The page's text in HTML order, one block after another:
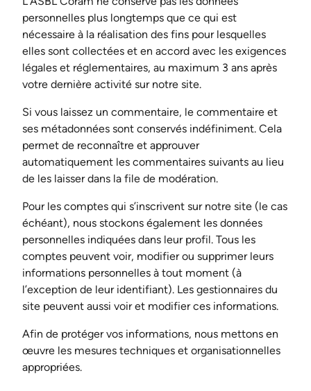
personnelles plus longtemps que ce qui est
nécessaire à la réalisation des fins pour lesquelles
elles sont collectées et en accord avec les exigences
légales et réglementaires, au maximum 3 ans après
votre dernière activité sur notre site.
Si vous laissez un commentaire, le commentaire et
ses métadonnées sont conservés indéfiniment. Cela
permet de reconnaître et approuver
automatiquement les commentaires suivants au lieu
de les laisser dans la file de modération.
Pour les comptes qui s’inscrivent sur notre site (le cas
échéant), nous stockons également les données
personnelles indiquées dans leur profil. Tous les
comptes peuvent voir, modifier ou supprimer leurs
informations personnelles à tout moment (à
l’exception de leur identifiant). Les gestionnaires du
site peuvent aussi voir et modifier ces informations.
Afin de protéger vos informations, nous mettons en
œuvre les mesures techniques et organisationnelles
appropriées.